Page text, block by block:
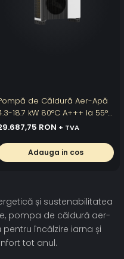
de Căldură Aer-Apă
18.7 kW 80°C A+++ la 55°C
-30°C - ECU149-
RON + TVA
Adauga in cos
și sustenabilitatea
pompa de căldură aer-
încălzire iarna și
tot anul.